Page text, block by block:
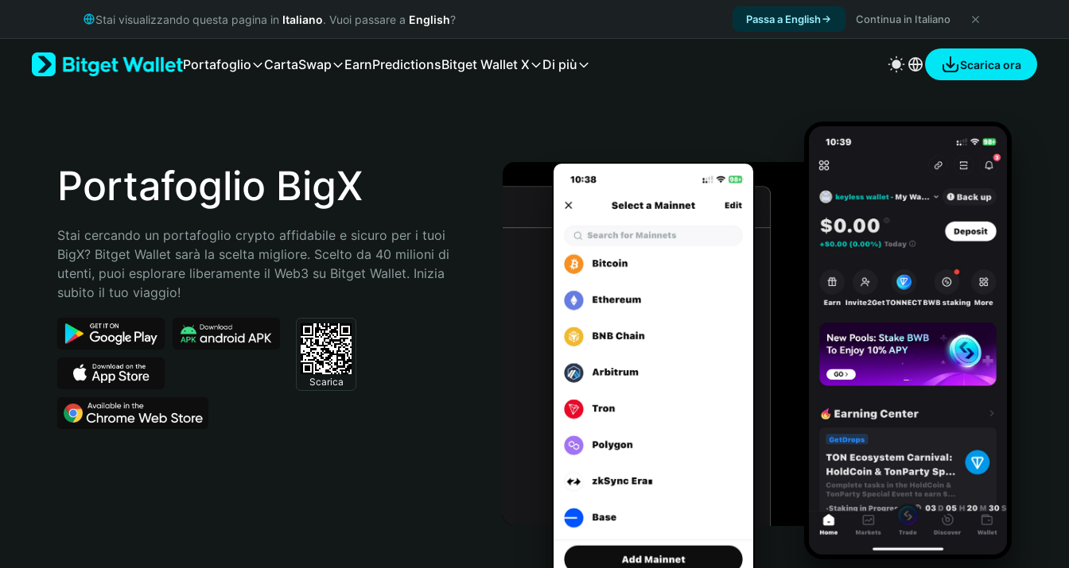
Русский
Bahasa Indonesia
Português (Brasil)
Stai visualizzando questa pagina in Italiano. Vuoi passare a English? Passa a English Continua in Italiano
Portafoglio CartaSwap EarnPredictionsBitget Wallet X Di più Scarica ora
Portafoglio BigX
Stai cercando un portafoglio crypto affidabile e sicuro per i tuoi
BigX? Bitget Wallet sarà la scelta migliore. Scelto da 40 milioni di
utenti, puoi esplorare liberamente il Web3 su Bitget Wallet. Inizia
subito il tuo viaggio!
Scarica